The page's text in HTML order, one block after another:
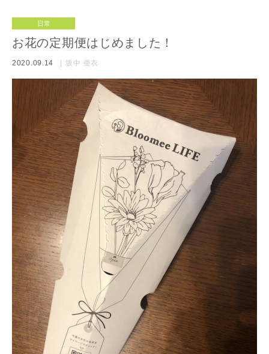
日常
お花の定期便はじめました！
2020.09.14 坂中 亜衣